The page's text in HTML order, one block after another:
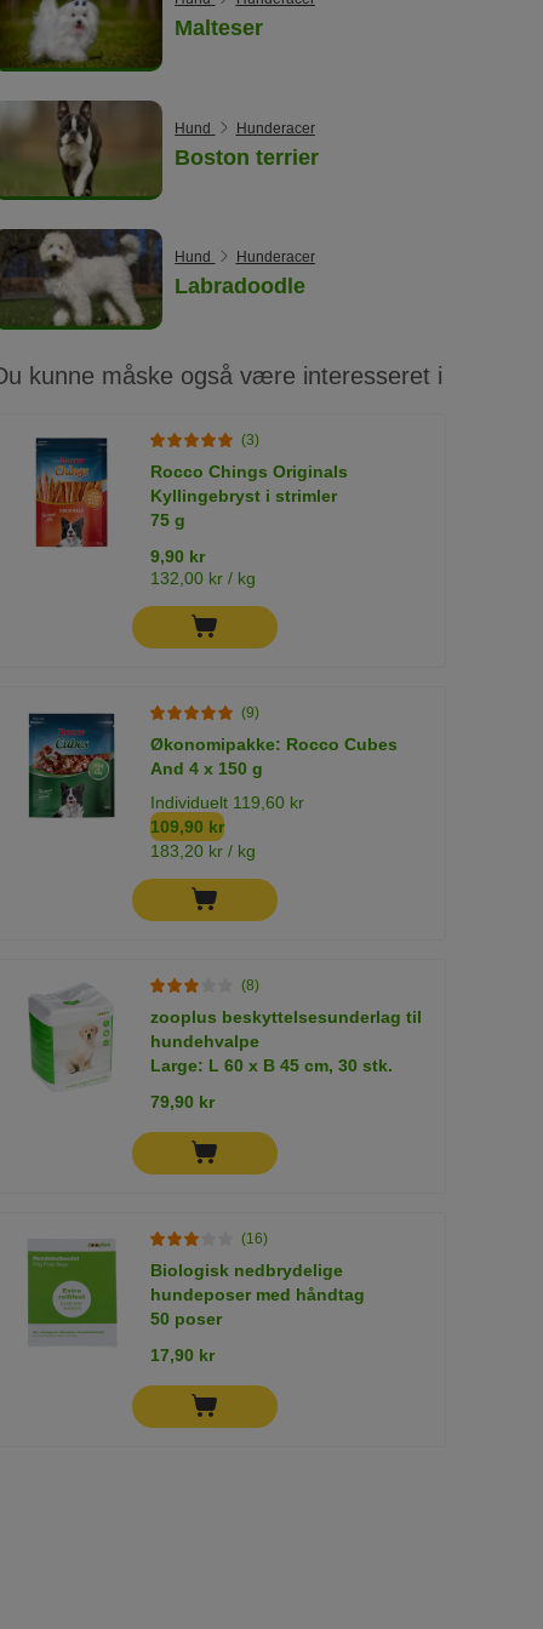
Malteser
Hund Hunderacer
Boston terrier
Hund Hunderacer
Labradoodle
kunne måske også være interesseret i
(3)
Rocco Chings Originals
Kyllingebryst i strimler
75 g
9,90 kr
132,00 kr / kg
(9)
Økonomipakke: Rocco Cubes
And 4 x 150 g
Individuelt 119,60 kr
109,90 kr
183,20 kr / kg
(8)
zooplus beskyttelsesunderlag til
hundehvalpe
Large: L 60 x B 45 cm, 30 stk.
79,90 kr
(16)
Biologisk nedbrydelige
hundeposer med håndtag
50 poser
17,90 kr